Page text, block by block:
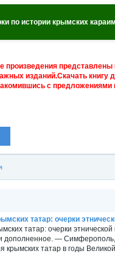
по истории крымских
изданий.Скачать книгу
с предложениями
татар: очерки
татар: очерки
дополненное. —
крымских татар в годы